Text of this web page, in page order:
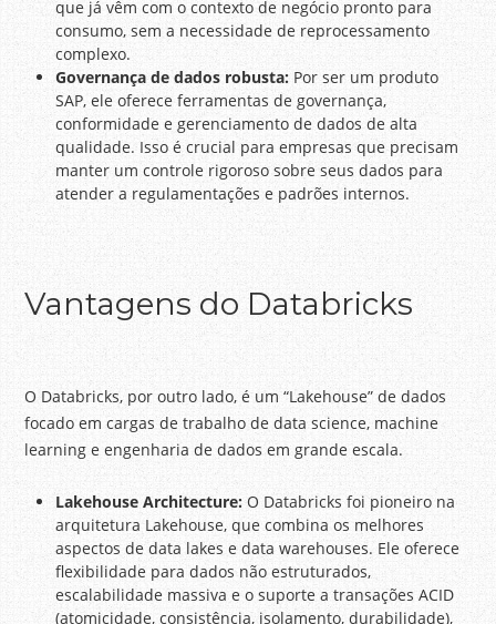
que já vêm com o contexto de negócio pronto para
consumo, sem a necessidade de reprocessamento
complexo.
Governança de dados robusta: Por ser um produto
SAP, ele oferece ferramentas de governança,
conformidade e gerenciamento de dados de alta
qualidade. Isso é crucial para empresas que precisam
manter um controle rigoroso sobre seus dados para
atender a regulamentações e padrões internos.
Vantagens do Databricks
O Databricks, por outro lado, é um “Lakehouse” de dados
focado em cargas de trabalho de data science, machine
learning e engenharia de dados em grande escala.
Lakehouse Architecture: O Databricks foi pioneiro na
arquitetura Lakehouse, que combina os melhores
aspectos de data lakes e data warehouses. Ele oferece
flexibilidade para dados não estruturados,
escalabilidade massiva e o suporte a transações ACID
(atomicidade, consistência, isolamento, durabilidade),